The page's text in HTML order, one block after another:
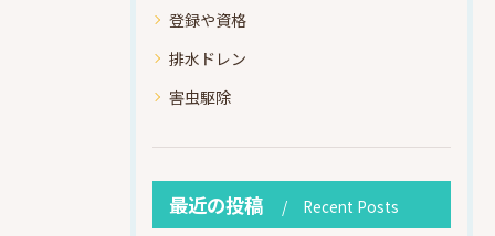
登録や資格
排水ドレン
害虫駆除
最近の投稿 Recent Posts